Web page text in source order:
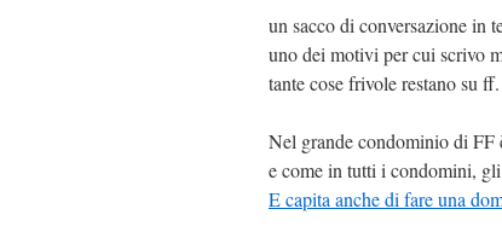
un sacco di conversazione in
uno dei motivi per cui scrivo
tante cose frivole restano su ff.
Nel grande condominio di FF
e come in tutti i condomini,
E capita anche di fare una